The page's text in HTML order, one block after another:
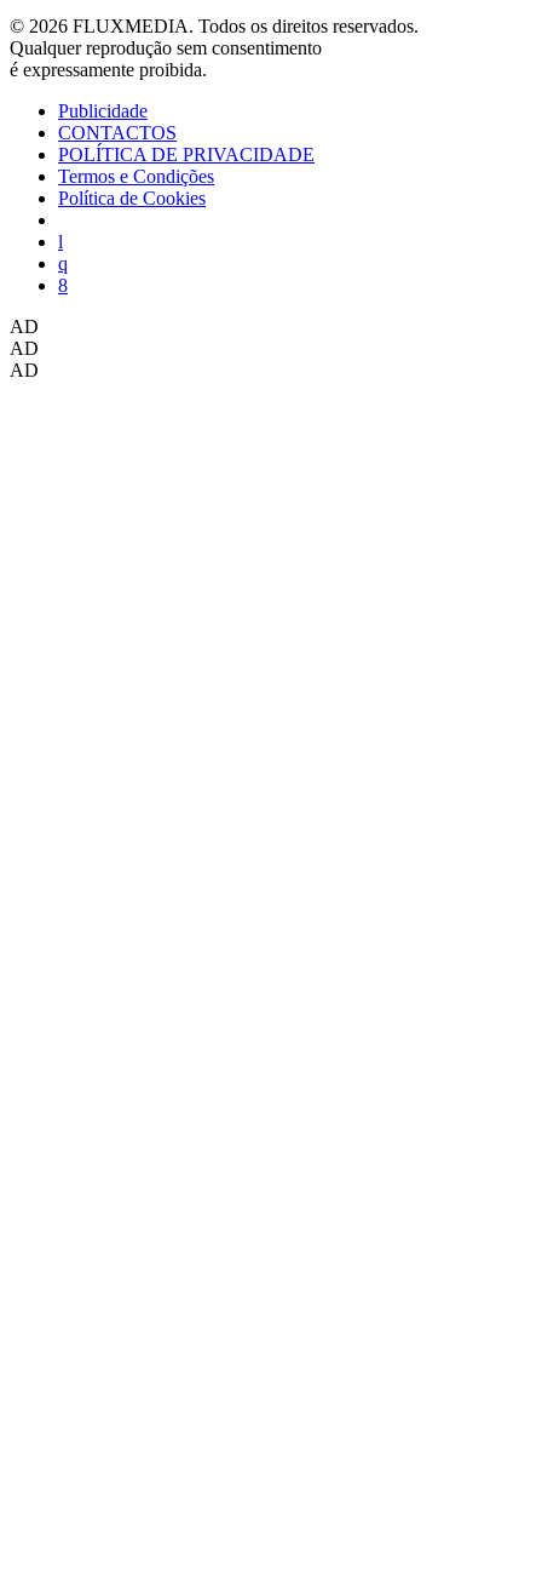
© 2026 FLUXMEDIA. Todos os direitos reservados.
Qualquer reprodução sem consentimento
é expressamente proibida.
Publicidade
CONTACTOS
POLÍTICA DE PRIVACIDADE
Termos e Condições
Política de Cookies
AD
AD
AD